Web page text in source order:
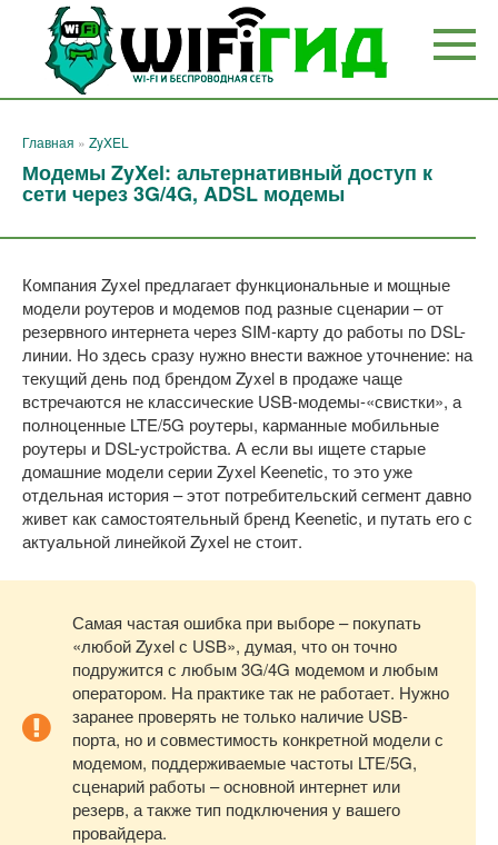
Перейти
контенту
Главная » ZyXEL
Модемы ZyXel: альтернативный доступ к
сети через 3G/4G, ADSL модемы
Компания Zyxel предлагает функциональные и мощные
модели роутеров и модемов под разные сценарии – от
резервного интернета через SIM-карту до работы по DSL-
линии. Но здесь сразу нужно внести важное уточнение: на
текущий день под брендом Zyxel в продаже чаще
встречаются не классические USB-модемы-«свистки», а
полноценные LTE/5G роутеры, карманные мобильные
роутеры и DSL-устройства. А если вы ищете старые
домашние модели серии Zyxel Keenetic, то это уже
отдельная история – этот потребительский сегмент давно
живет как самостоятельный бренд Keenetic, и путать его с
актуальной линейкой Zyxel не стоит.
Самая частая ошибка при выборе – покупать
«любой Zyxel с USB», думая, что он точно
подружится с любым 3G/4G модемом и любым
оператором. На практике так не работает. Нужно
заранее проверять не только наличие USB-
порта, но и совместимость конкретной модели с
модемом, поддерживаемые частоты LTE/5G,
сценарий работы – основной интернет или
резерв, а также тип подключения у вашего
провайдера.